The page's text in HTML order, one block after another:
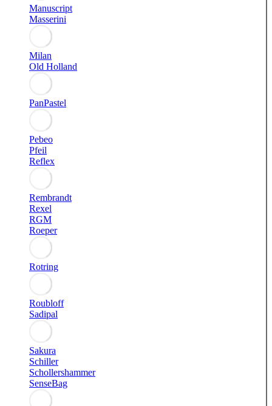
Manuscript
Masserini
Milan
Old Holland
PanPastel
Pebeo
Pfeil
Reflex
Rembrandt
Rexel
RGM
Roeper
Rotring
Roubloff
Sadipal
Sakura
Schiller
Schollershammer
SenseBag